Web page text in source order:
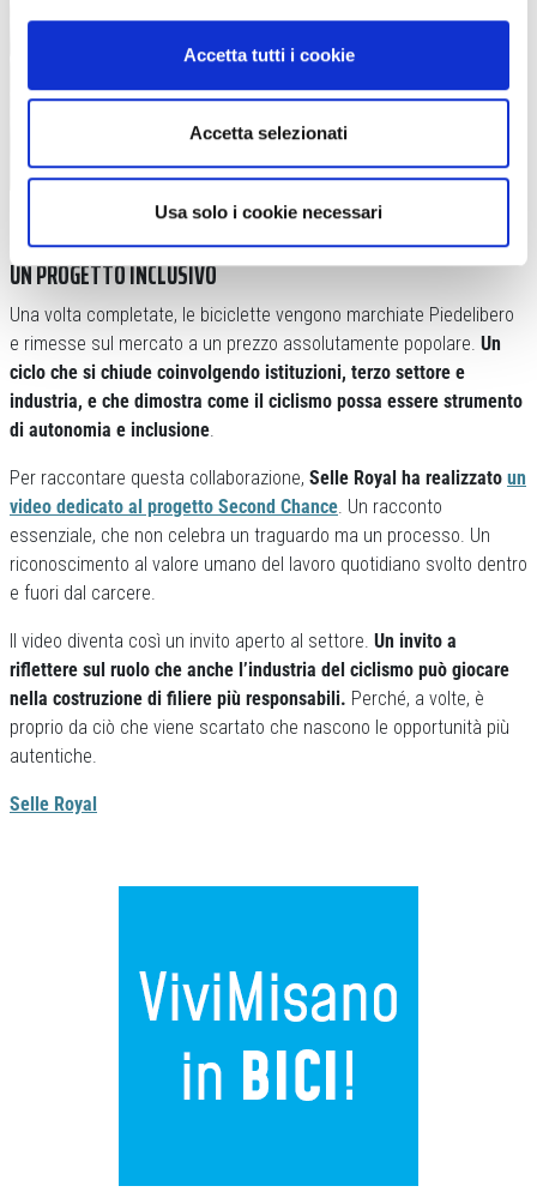
Accetta tutti i cookie
Accetta selezionati
Usa solo i cookie necessari
Selle Royal fornisce a Piedelibero una vasta gamma di selle, con piccoli difetti,
UN PROGETTO INCLUSIVO
Una volta completate, le biciclette vengono marchiate Piedelibero
e rimesse sul mercato a un prezzo assolutamente popolare. Un
ciclo che si chiude coinvolgendo istituzioni, terzo settore e
industria, e che dimostra come il ciclismo possa essere strumento
di autonomia e inclusione.
Per raccontare questa collaborazione, Selle Royal ha realizzato un
video dedicato al progetto Second Chance. Un racconto
essenziale, che non celebra un traguardo ma un processo. Un
riconoscimento al valore umano del lavoro quotidiano svolto dentro
e fuori dal carcere.
Il video diventa così un invito aperto al settore. Un invito a
riflettere sul ruolo che anche l’industria del ciclismo può giocare
nella costruzione di filiere più responsabili. Perché, a volte, è
proprio da ciò che viene scartato che nascono le opportunità più
autentiche.
Selle Royal